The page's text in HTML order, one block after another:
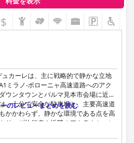
あり、代替の食事場所を探す人もいま
ドリーでプロフェッショナル、そして
ることが多く、ポジティブな宿泊体験
特に、フロントスタッフは、その気配
ています。ごく一部に非友好的な言及
ービスは優れており、親切であると考
、一貫して評価されているとは言え
での接続性や速度に問題があるという
一方、駐車場は広々としていて無料、
れたスペースを提供しているため、高
$
カーレは、主に戦略的で静かな立地
ミラノ-ボローニャ高速道路へのアク
ウンタウンとパルマ見本市会場に近い
、十分で安全な駐車場と、主要高速道
かかわらず、静かな環境である点を高
リップ旅行者や近隣のアトラクション
肢となっています。
のレビューまとめを読む